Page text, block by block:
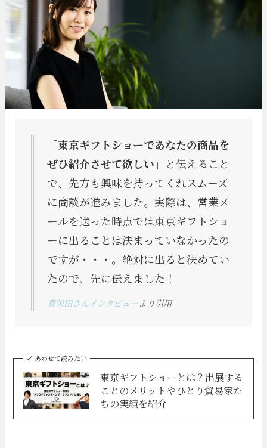
「東京ギフトショーであなたの商品を
ぜひ紹介させて欲しい」
と伝えること
で、先方も興味を持ってくれスムーズ
に商談が進みました。実際は、営業メ
ールを送った時点では東京ギフトショ
ーに出ることは決まっていなかったの
ですが・・・。絶対に出ると決めてい
たので、先に伝えました！
真栄田さんインタビューより引用
あわせて読みたい
東京ギフトショーとは？出展する
ことのメリットやひとり貿易家た
ちの実績を紹介